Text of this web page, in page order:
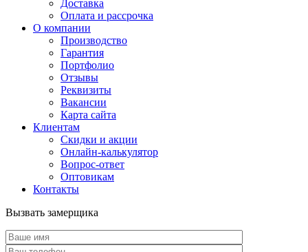
Доставка
Оплата и рассрочка
О компании
Производство
Гарантия
Портфолио
Отзывы
Реквизиты
Вакансии
Карта сайта
Клиентам
Скидки и акции
Онлайн-калькулятор
Вопрос-ответ
Оптовикам
Контакты
Вызвать замерщика